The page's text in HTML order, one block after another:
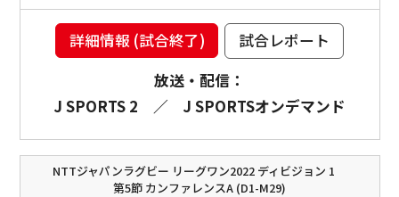
詳細情報 (試合終了)
試合レポート
放送・配信：
J SPORTS 2
／ J SPORTSオンデマンド
NTTジャパンラグビー リーグワン2022 ディビジョン 1
第5節 カンファレンスA (D1-M29)